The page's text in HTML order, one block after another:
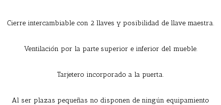
Cierre intercambiable con 2 llaves y posibilidad de llave maestra.
Ventilación por la parte superior e inferior del mueble.
Tarjetero incorporado a la puerta.
Al ser plazas pequeñas no disponen de ningún equipamiento